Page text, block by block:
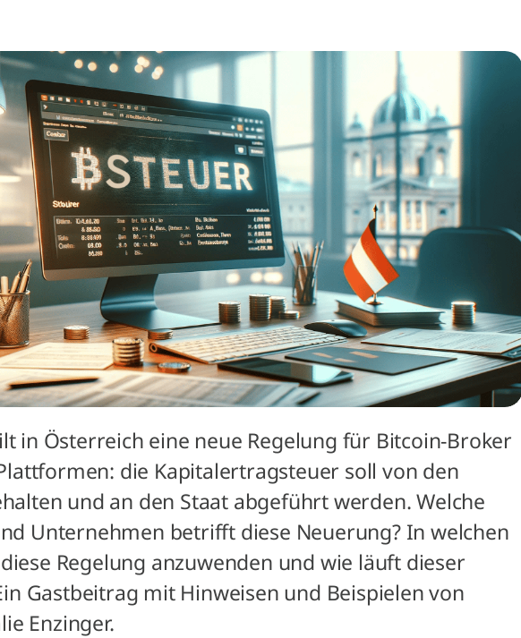
in Österreich eine neue Regelung für Bitcoin-Broker
die Kapitalertragsteuer soll von den
und an den Staat abgeführt werden. Welche
Unternehmen betrifft diese Neuerung? In welchen
Regelung anzuwenden und wie läuft dieser
Gastbeitrag mit Hinweisen und Beispielen von
Enzinger.